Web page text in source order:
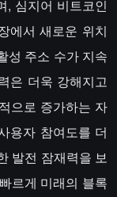
, 심지어 비트코인
에서 새로운 위치
성 주소 수가 지속
은 더욱 강해지고
으로 증가하는 자
용자 참여도를 더
발전 잠재력을 보
르게 미래의 블록